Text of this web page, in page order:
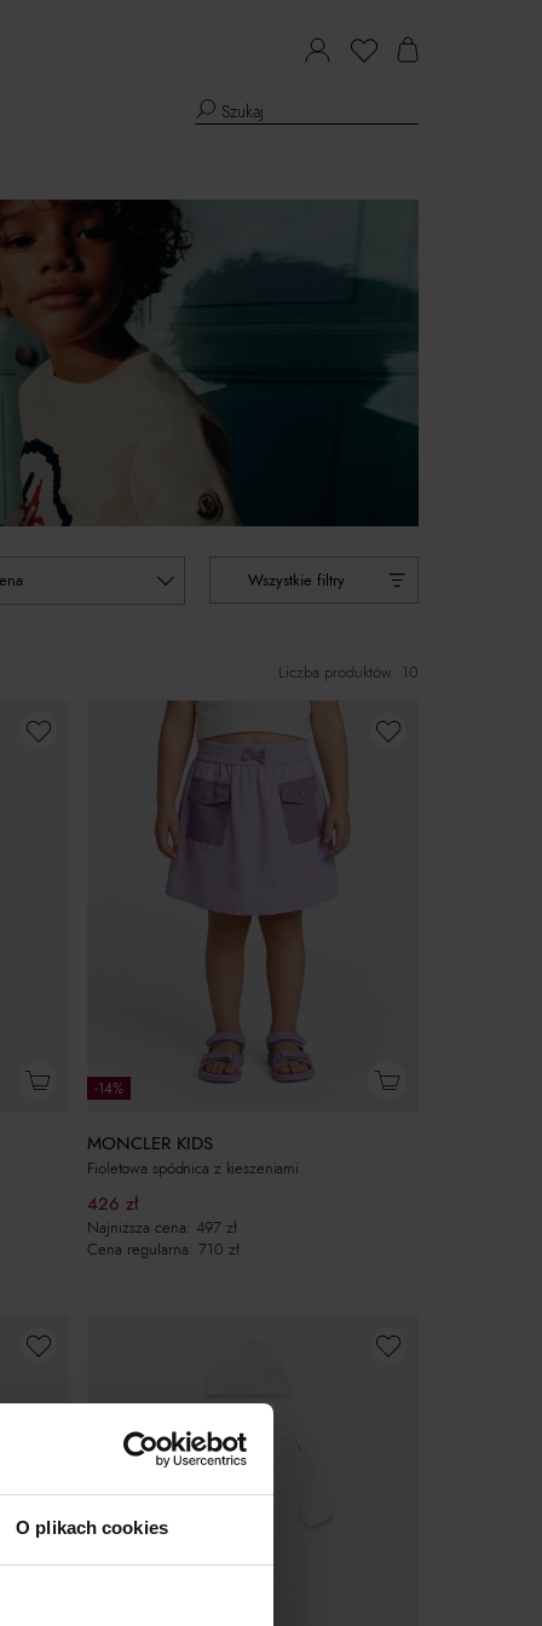
O plikach cookies
cena Wszystkie filtry
Liczba produktów: 10
-14%
MONCLER KIDS
Fioletowa spódnica z kieszeniami
426zł
Najniższa cena: 497zł
Cena regularna:710zł